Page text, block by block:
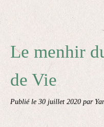
Le menhir
de Vie
Publié le 30 juillet 2020 par